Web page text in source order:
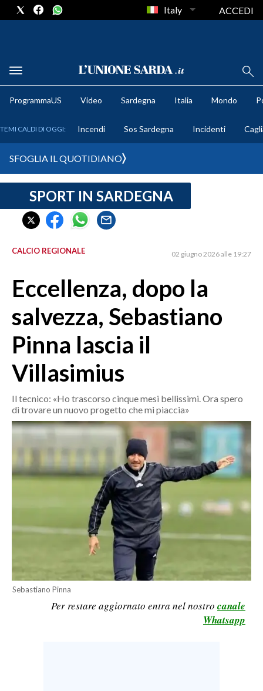
METEO
CRONACA SARDEGNA
CAGLIARI
SULCIS IGLESIENTE
ORISTANO E PROVINCIA
GALLURA
NUORO E PROVINCIA
OGLIASTRA
AGENDA
CRONACA
ITALIA
MONDO
POLITICA
SERVIZI ALLE IMPRESE
SPORT IN SARDEGNA
Italy ACCEDI
ProgrammaUS Video Sardegna Italia Mondo
TEMI CALDI DI OGGI: Incendi Sos Sardegna Incidenti
SFOGLIA IL QUOTIDIANO
SPORT IN SARDEGNA
CALCIO REGIONALE 02 giugno 2026 alle 19:27
Eccellenza, dopo la
salvezza, Sebastiano
Pinna lascia il
Villasimius
Il tecnico: «Ho trascorso cinque mesi bellissimi. Ora spero
di trovare un nuovo progetto che mi piaccia»
Sebastiano Pinna
Per restare aggiornato entra nel nostro canale
Whatsapp